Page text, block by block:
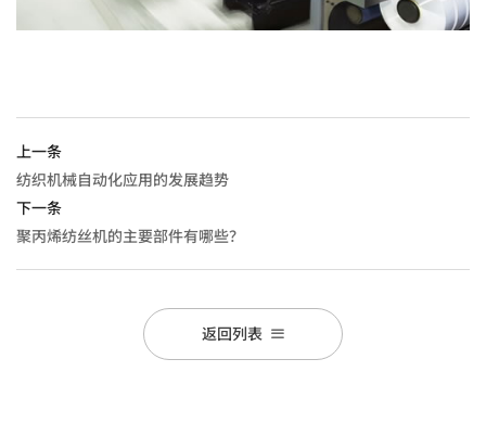
上一条
纺织机械自动化应用的发展趋势
下一条
聚丙烯纺丝机的主要部件有哪些？
返回列表